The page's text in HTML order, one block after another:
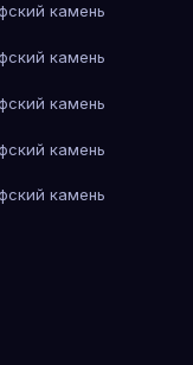
камень
камень
камень
камень
камень